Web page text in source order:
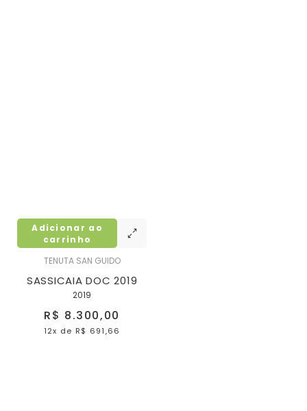
TENUTA SAN GUIDO
SASSICAIA DOC 2019
2019
R$ 8.300,00
12x de R$ 691,66
Adicionar ao
carrinho